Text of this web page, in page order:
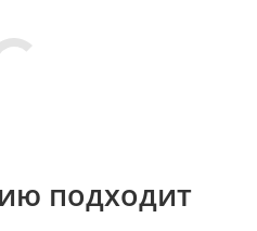
подходит